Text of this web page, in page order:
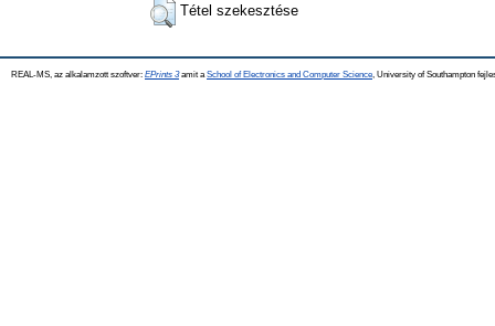
Tétel szekesztése
REAL-MS, az alkalamzott szoftver: EPrints 3amit a School of Electronics and Computer Science , University of Southampton